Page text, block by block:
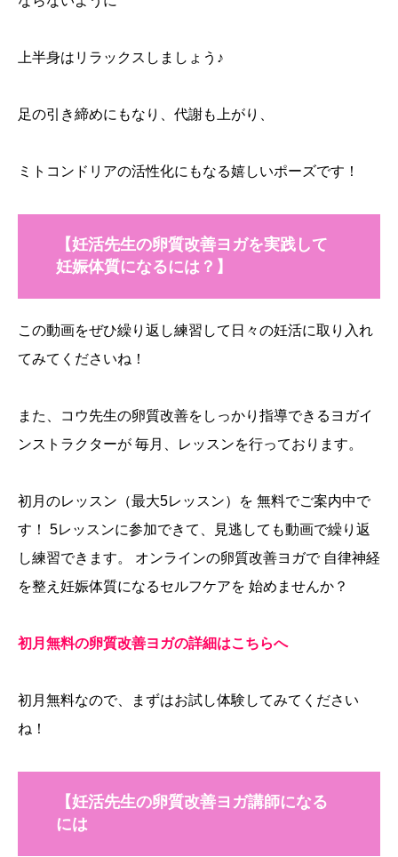
上半身はリラックスしましょう♪
足の引き締めにもなり、代謝も上がり、
ミトコンドリアの活性化にもなる嬉しいポーズです！
【妊活先生の卵質改善ヨガを実践して
妊娠体質になるには？】
この動画をぜひ繰り返し練習して日々の妊活に取り入れ
てみてくださいね！
また、コウ先生の卵質改善をしっかり指導できるヨガイ
ンストラクターが 毎月、レッスンを行っております。
初月のレッスン（最大5レッスン）を 無料でご案内中で
す！ 5レッスンに参加できて、見逃しても動画で繰り返
し練習できます。 オンラインの卵質改善ヨガで 自律神経
を整え妊娠体質になるセルフケアを 始めませんか？
初月無料の卵質改善ヨガの詳細はこちらへ
初月無料なので、まずはお試し体験してみてください
ね！
【妊活先生の卵質改善ヨガ講師になる
には